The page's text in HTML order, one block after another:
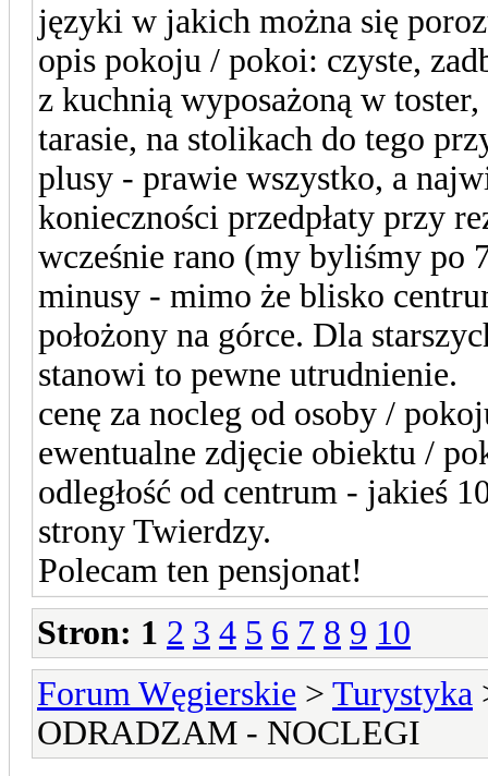
języki w jakich można się
opis pokoju / pokoi: czyste,
z kuchnią wyposażoną w
tarasie, na stolikach do tego
plusy - prawie wszystko, a
konieczności przedpłaty przy
wcześnie rano (my byliśmy po
minusy - mimo że blisko
położony na górce. Dla
stanowi to pewne utrudnienie.
cenę za nocleg od osoby /
ewentualne zdjęcie obiektu /
odległość od centrum - jakieś
strony Twierdzy.
Polecam ten pensjonat!
Stron: 1 2 3 4 5 6 7 8 9 10
Forum Węgierskie > Turystyka
ODRADZAM - NOCLEGI